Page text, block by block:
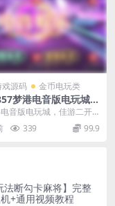
源码 金币电玩类
梦港电音版电玩城/
/拉霸捕鱼游戏/服务
打包+安卓苹果双端app
音版电玩城，佳游二开
游戏，服务器原始打包下
，所有数...
339 99.9
法断勾卡麻将】完整
+通用视频教程